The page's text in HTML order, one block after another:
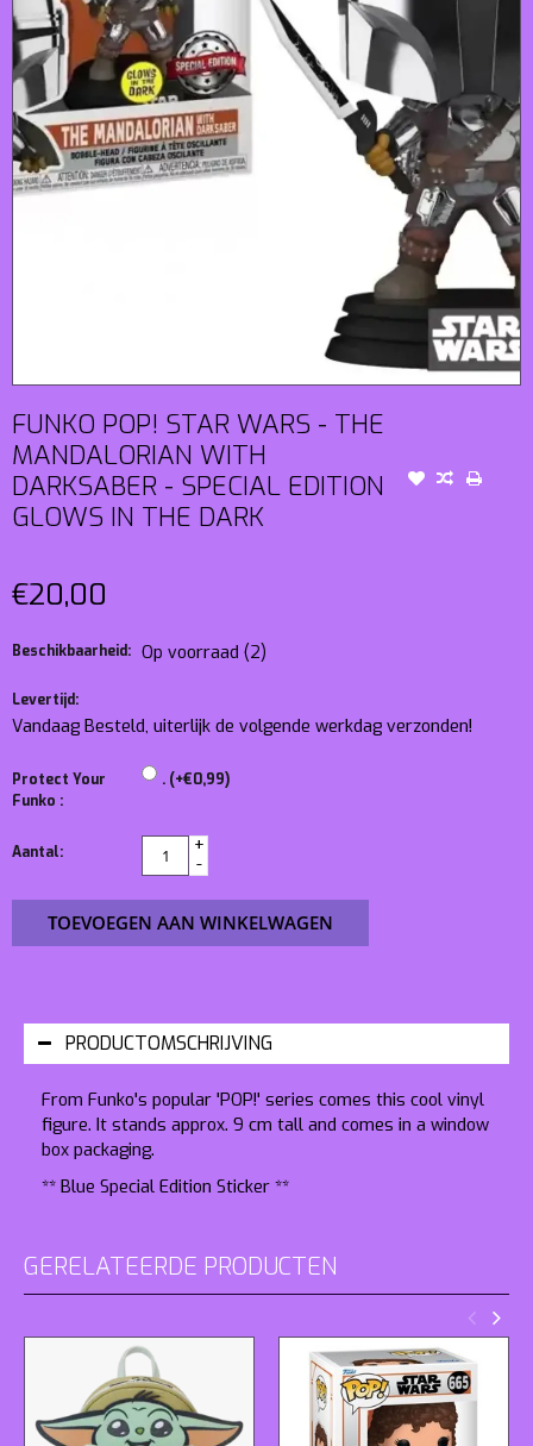
FUNKO POP! STAR WARS - THE
MANDALORIAN WITH
DARKSABER - SPECIAL EDITION
GLOWS IN THE DARK
€20,00
Beschikbaarheid: Op voorraad (2)
Levertijd:
Vandaag Besteld, uiterlijk de volgende werkdag verzonden!
Protect Your
Funko :
. (+€0,99)
Aantal:
+
-
TOEVOEGEN AAN WINKELWAGEN
PRODUCTOMSCHRIJVING
From Funko's popular 'POP!' series comes this cool vinyl
figure. It stands approx. 9 cm tall and comes in a window
box packaging.
** Blue Special Edition Sticker **
GERELATEERDE PRODUCTEN